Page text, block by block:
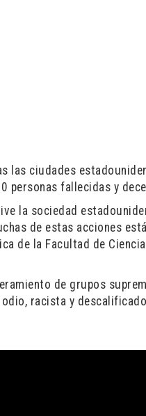
las ciudades
personas fallecidas y
la sociedad
de estas acciones
de la Facultad de
de grupos
racista y